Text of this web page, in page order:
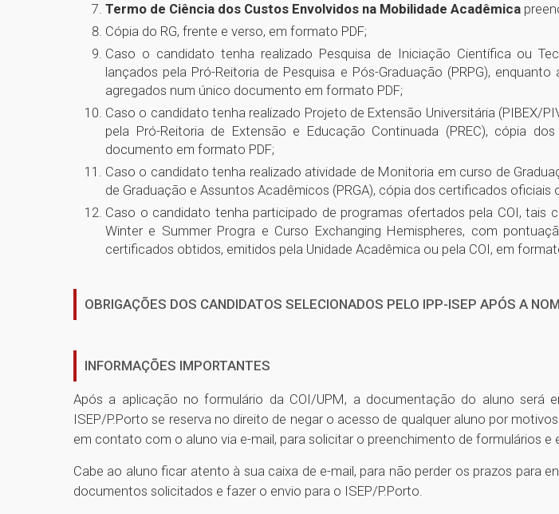
Termo de Ciência dos Custos Envolvidos na Mobilidade Acadêmica
Cópia do RG, frente e verso, em formato PDF;
Caso o candidato tenha realizado Pesquisa de Iniciação Científica ou
lançados pela Pró-Reitoria de Pesquisa e Pós-Graduação (PRPG),
agregados num único documento em formato PDF;
Caso o candidato tenha realizado Projeto de Extensão Universitária (PIBEX/
pela Pró-Reitoria de Extensão e Educação Continuada (PREC), cópia
documento em formato PDF;
Caso o candidato tenha realizado atividade de Monitoria em curso de
de Graduação e Assuntos Acadêmicos (PRGA), cópia dos certificados
Caso o candidato tenha participado de programas ofertados pela COI, tais
Winter e Summer Progra e Curso Exchanging Hemispheres, com
certificados obtidos, emitidos pela Unidade Acadêmica ou pela COI, em
OBRIGAÇÕES DOS CANDIDATOS SELECIONADOS PELO IPP-ISEP APÓS A
INFORMAÇÕES IMPORTANTES
Após a aplicação no formulário da COI/UPM, a documentação do aluno será
ISEP/P.Porto se reserva no direito de negar o acesso de qualquer aluno por
em contato com o aluno via e-mail, para solicitar o preenchimento de formulários e
Cabe ao aluno ficar atento à sua caixa de e-mail, para não perder os prazos para
documentos solicitados e fazer o envio para o ISEP/P.Porto.